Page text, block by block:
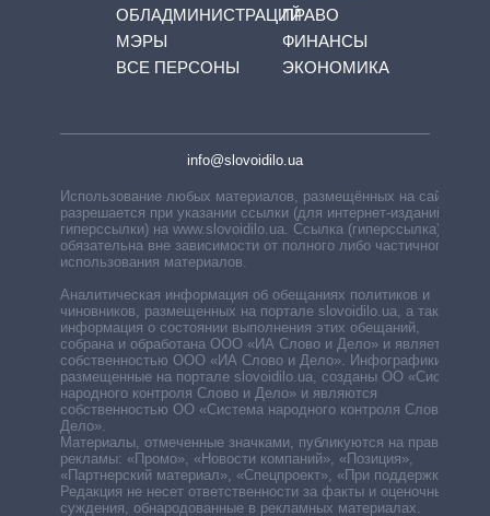
ОБЛАДМИНИСТРАЦИЙ
МЭРЫ
ВСЕ ПЕРСОНЫ
ПРАВО
ФИНАНСЫ
ЭКОНОМИКА
info@slovoidilo.ua
Использование любых материалов, размещённых на сайте,
разрешается при указании ссылки (для интернет-изданий —
гиперссылки) на www.slovoidilo.ua. Ссылка (гиперссылка)
обязательна вне зависимости от полного либо частичного
использования материалов.
Аналитическая информация об обещаниях политиков и
чиновников, размещенных на портале slovoidilo.ua, а также
информация о состоянии выполнения этих обещаний,
собрана и обработана ООО «ИА Слово и Дело» и является
собственностью ООО «ИА Слово и Дело». Инфографики,
размещенные на портале slovoidilo.ua, созданы ОО «Система
народного контроля Слово и Дело» и являются
собственностью ОО «Система народного контроля Слово и
Дело».
Материалы, отмеченные значками, публикуются на правах
рекламы: «Промо», «Новости компаний», «Позиция»,
«Партнерский материал», «Спецпроект», «При поддержке».
Редакция не несет ответственности за факты и оценочные
суждения, обнародованные в рекламных материалах.